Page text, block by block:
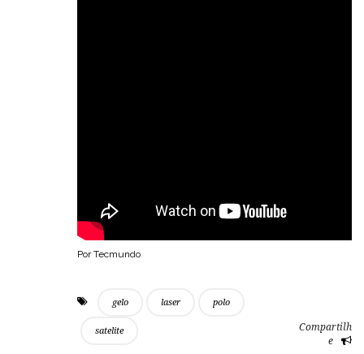
Por Tecmundo
gelo laser polo
satelite
Compartilh
e